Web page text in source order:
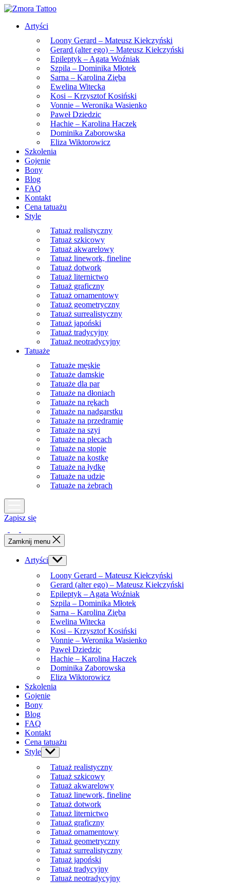
Skip
Artyści
Loony Gerard – Mateusz Kiełczyński
Gerard (alter ego) – Mateusz Kiełczyński
Epileptyk – Agata Woźniak
Szpila – Dominika Młotek
Sarna – Karolina Zięba
Ewelina Witecka
Kosi – Krzysztof Kosiński
Vonnie – Weronika Wasienko
Paweł Dziedzic
Hachie – Karolina Haczek
Dominika Zaborowska
Eliza Wiktorowicz
Szkolenia
Gojenie
Bony
Blog
FAQ
Kontakt
Cena tatuażu
Style
Tatuaż realistyczny
Tatuaż szkicowy
Tatuaż akwarelowy
Tatuaż linework, fineline
Tatuaż dotwork
Tatuaż liternictwo
Tatuaż graficzny
Tatuaż ornamentowy
Tatuaż geometryczny
Tatuaż surrealistyczny
Tatuaż japoński
Tatuaż tradycyjny
Tatuaż neotradycyjny
Tatuaże
Tatuaże męskie
Tatuaże damskie
Tatuaże dla par
Tatuaże na dłoniach
Tatuaże na rękach
Tatuaże na nadgarstku
Tatuaże na przedramię
Tatuaże na szyi
Tatuaże na plecach
Tatuaże na stopie
Tatuaże na kostkę
Tatuaże na łydkę
Tatuaże na udzie
Tatuaże na żebrach
Zapisz się
Zamknij menu
Artyści Show
sub
menu
Loony Gerard – Mateusz Kiełczyński
Gerard (alter ego) – Mateusz Kiełczyński
Epileptyk – Agata Woźniak
Szpila – Dominika Młotek
Sarna – Karolina Zięba
Ewelina Witecka
Kosi – Krzysztof Kosiński
Vonnie – Weronika Wasienko
Paweł Dziedzic
Hachie – Karolina Haczek
Dominika Zaborowska
Eliza Wiktorowicz
Szkolenia
Gojenie
Bony
Blog
FAQ
Kontakt
Cena tatuażu
Style Show
sub
menu
Tatuaż realistyczny
Tatuaż szkicowy
Tatuaż akwarelowy
Tatuaż linework, fineline
Tatuaż dotwork
Tatuaż liternictwo
Tatuaż graficzny
Tatuaż ornamentowy
Tatuaż geometryczny
Tatuaż surrealistyczny
Tatuaż japoński
Tatuaż tradycyjny
Tatuaż neotradycyjny